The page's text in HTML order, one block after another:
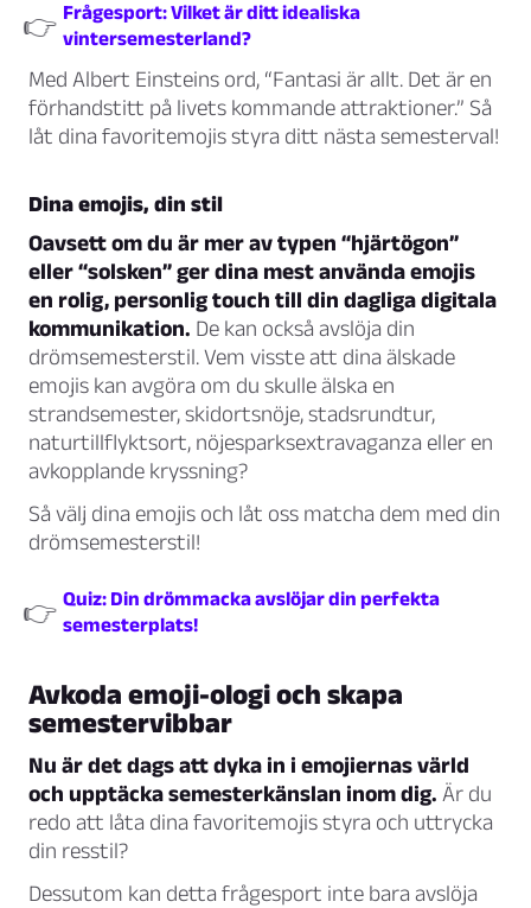
👉 Frågesport: Vilket är ditt idealiska
vintersemesterland?
Med Albert Einsteins ord, “Fantasi är allt. Det är en
förhandstitt på livets kommande attraktioner.” Så
låt dina favoritemojis styra ditt nästa semesterval!
Dina emojis, din stil
Oavsett om du är mer av typen “hjärtögon”
eller “solsken” ger dina mest använda emojis
en rolig, personlig touch till din dagliga digitala
kommunikation. De kan också avslöja din
drömsemesterstil. Vem visste att dina älskade
emojis kan avgöra om du skulle älska en
strandsemester, skidortsnöje, stadsrundtur,
naturtillflyktsort, nöjesparksextravaganza eller en
avkopplande kryssning?
Så välj dina emojis och låt oss matcha dem med din
drömsemesterstil!
👉 Quiz: Din drömmacka avslöjar din perfekta
semesterplats!
Avkoda emoji-ologi och skapa
semestervibbar
Nu är det dags att dyka in i emojiernas värld
och upptäcka semesterkänslan inom dig. Är du
redo att låta dina favoritemojis styra och uttrycka
din resstil?
Dessutom kan detta frågesport inte bara avslöja